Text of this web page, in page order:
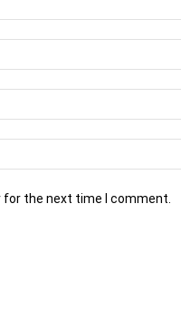
the next time I comment.